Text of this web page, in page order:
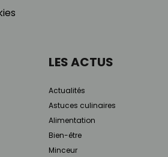
LES ACTUS
Actualités
Astuces culinaires
Alimentation
Bien-être
Minceur